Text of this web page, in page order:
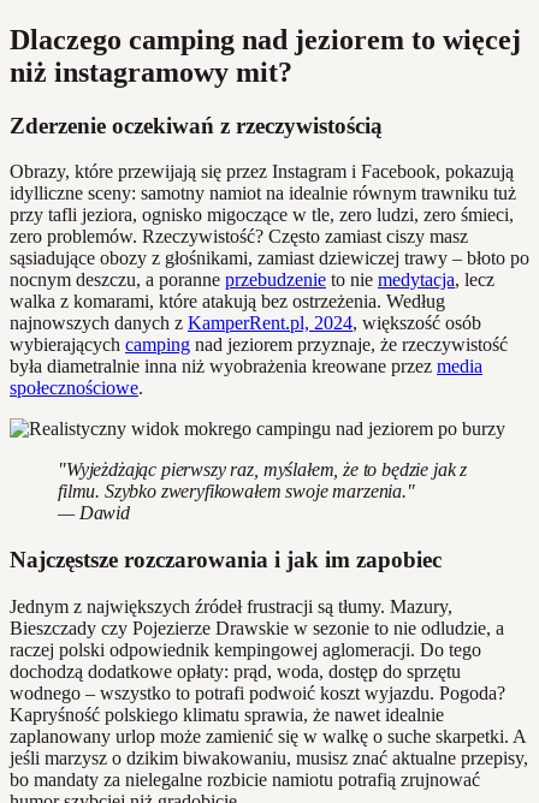
Dlaczego camping nad jeziorem to więcej
niż instagramowy mit?
Zderzenie oczekiwań z rzeczywistością
Obrazy, które przewijają się przez Instagram i Facebook, pokazują
idylliczne sceny: samotny namiot na idealnie równym trawniku tuż
przy tafli jeziora, ognisko migoczące w tle, zero ludzi, zero śmieci,
zero problemów. Rzeczywistość? Często zamiast ciszy masz
sąsiadujące obozy z głośnikami, zamiast dziewiczej trawy – błoto po
nocnym deszczu, a poranne przebudzenie to nie medytacja, lecz
walka z komarami, które atakują bez ostrzeżenia. Według
najnowszych danych z KamperRent.pl, 2024, większość osób
wybierających camping nad jeziorem przyznaje, że rzeczywistość
była diametralnie inna niż wyobrażenia kreowane przez media
społecznościowe.
"Wyjeżdżając pierwszy raz, myślałem, że to będzie jak z
filmu. Szybko zweryfikowałem swoje marzenia."
— Dawid
Najczęstsze rozczarowania i jak im zapobiec
Jednym z największych źródeł frustracji są tłumy. Mazury,
Bieszczady czy Pojezierze Drawskie w sezonie to nie odludzie, a
raczej polski odpowiednik kempingowej aglomeracji. Do tego
dochodzą dodatkowe opłaty: prąd, woda, dostęp do sprzętu
wodnego – wszystko to potrafi podwoić koszt wyjazdu. Pogoda?
Kapryśność polskiego klimatu sprawia, że nawet idealnie
zaplanowany urlop może zamienić się w walkę o suche skarpetki. A
jeśli marzysz o dzikim biwakowaniu, musisz znać aktualne przepisy,
bo mandaty za nielegalne rozbicie namiotu potrafią zrujnować